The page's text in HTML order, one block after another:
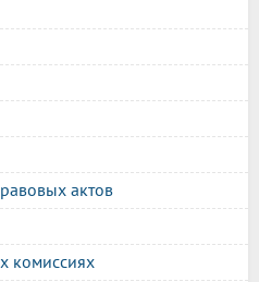
актов
комиссиях